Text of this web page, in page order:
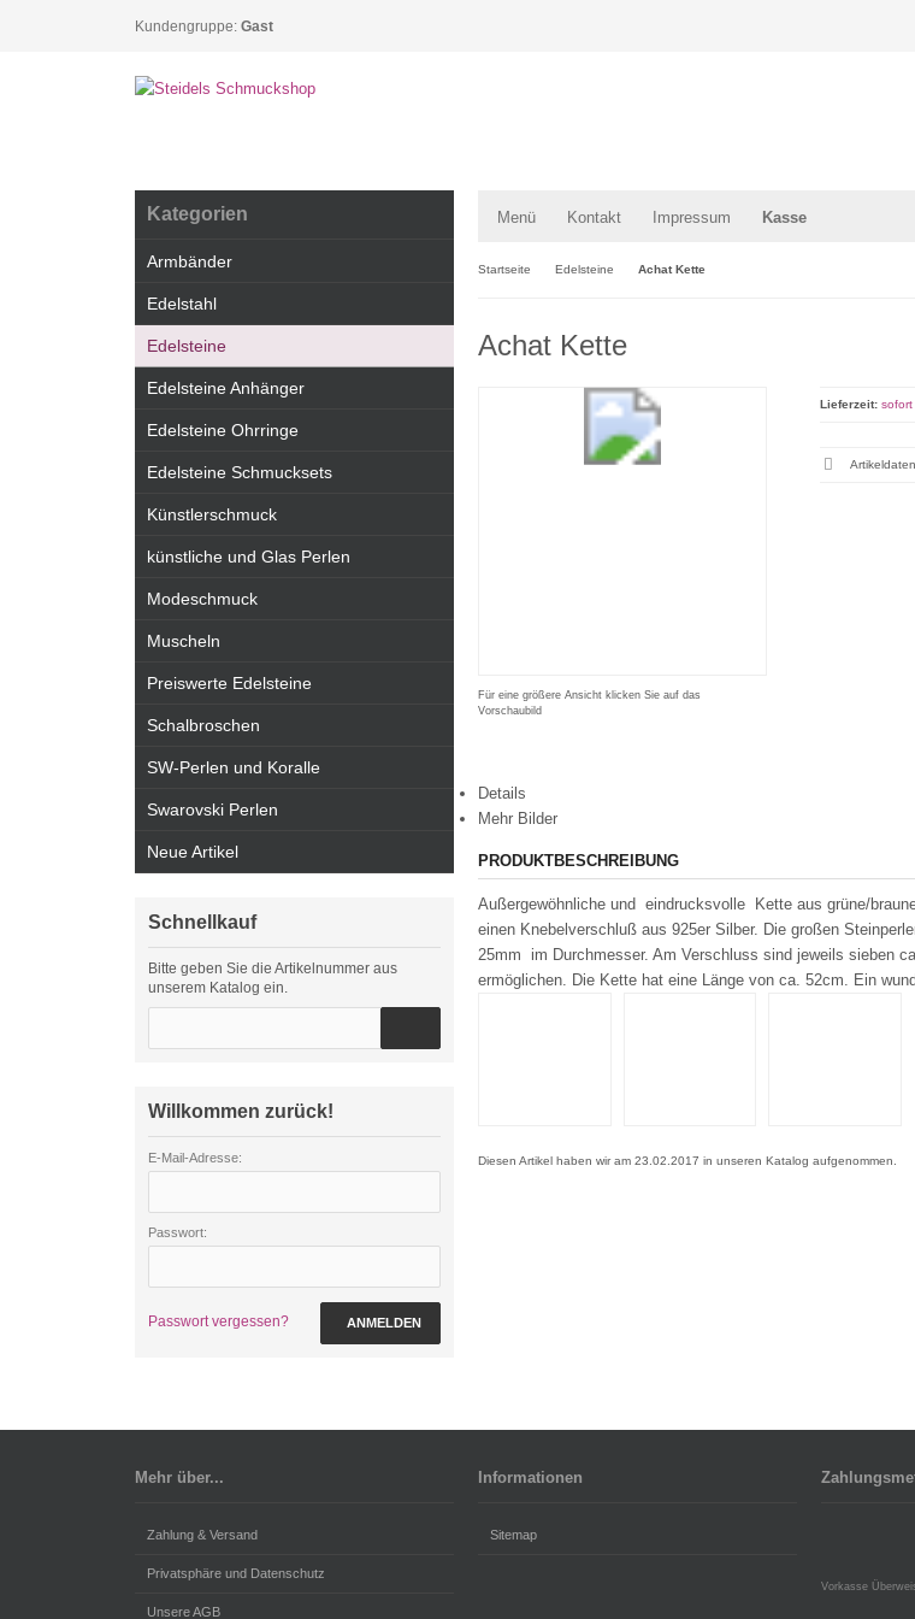
Kundengruppe: Gast
Menü Kontakt Impressum Kasse
Startseite Edelsteine Achat Kette
Achat Kette
Für eine größere Ansicht klicken Sie auf das
Vorschaubild
Lieferzeit: sofort
Details
Mehr Bilder
PRODUKTBESCHREIBUNG
Außergewöhnliche und eindrucksvolle Kette aus grüne/
einen Knebelverschluß aus 925er Silber. Die großen
25mm im Durchmesser. Am Verschluss sind jeweils sieben
ermöglichen. Die Kette hat eine Länge von ca. 52cm. Ein
Diesen Artikel haben wir am 23.02.2017 in unseren Katalog aufgenommen.
Kategorien
Armbänder
Edelstahl
Edelsteine
Edelsteine Anhänger
Edelsteine Ohrringe
Edelsteine Schmucksets
Künstlerschmuck
künstliche und Glas Perlen
Modeschmuck
Muscheln
Preiswerte Edelsteine
Schalbroschen
SW-Perlen und Koralle
Swarovski Perlen
Neue Artikel
Schnellkauf
Bitte geben Sie die Artikelnummer aus
unserem Katalog ein.
Willkommen zurück!
E-Mail-Adresse:
Passwort:
Passwort vergessen? ANMELDEN
Mehr über...
Zahlung & Versand
Privatsphäre und Datenschutz
Unsere AGB
Informationen
Sitemap
Vorkasse